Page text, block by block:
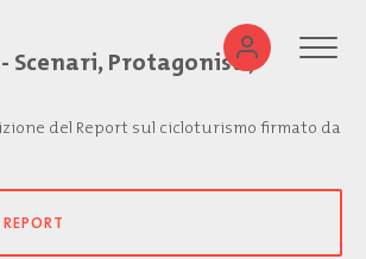
- Scenari, Protagonisti,
del Report sul cicloturismo firmato da